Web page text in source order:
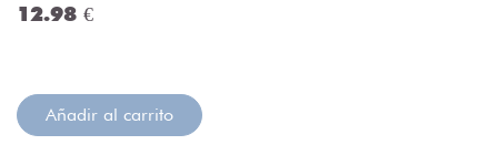
12.98 €
Añadir al carrito